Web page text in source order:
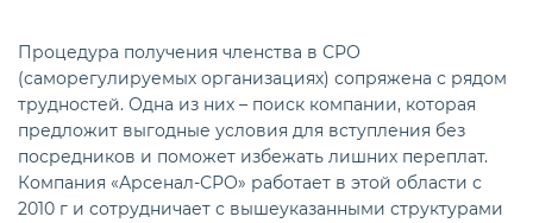
Процедура получения членства в СРО
(саморегулируемых организациях) сопряжена с рядом
трудностей. Одна из них – поиск компании, которая
предложит выгодные условия для вступления без
посредников и поможет избежать лишних переплат.
Компания «Арсенал-СРО» работает в этой области с
2010 г и сотрудничает с вышеуказанными структурами